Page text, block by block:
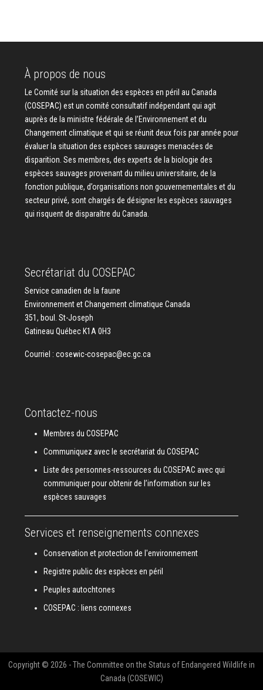
À propos de nous
Le Comité sur la situation des espèces en péril au Canada
(COSEPAC) est un comité consultatif indépendant qui agit
auprès de la ministre fédérale de l’Environnement et du
Changement climatique et qui se réunit deux fois par année pour
évaluer la situation des espèces sauvages menacées de
disparition. Ses membres, des experts de la biologie des
espèces sauvages provenant du milieu universitaire, de la
fonction publique, d’organisations non gouvernementales et du
secteur privé, sont chargés de désigner les espèces sauvages
qui risquent de disparaître du Canada.
Secrétariat du COSEPAC
Service canadien de la faune
Environnement et Changement climatique Canada
351, boul. St-Joseph
Gatineau Québec K1A 0H3
Courriel : cosewic-cosepac@ec.gc.ca
Contactez-nous
Membres du COSEPAC
Communiquez avec le secrétariat du COSEPAC
Liste des personnes-ressources du COSEPAC avec qui
communiquer pour obtenir de l’information sur les
espèces sauvages
Services et renseignements connexes
Conservation et protection de l'environnement
Registre public des espèces en péril
Peuples autochtones
COSEPAC : liens connexes
Copyright © 2026 - The Committee on the Status of Endangered Wildlife in
Canada (COSEWIC)